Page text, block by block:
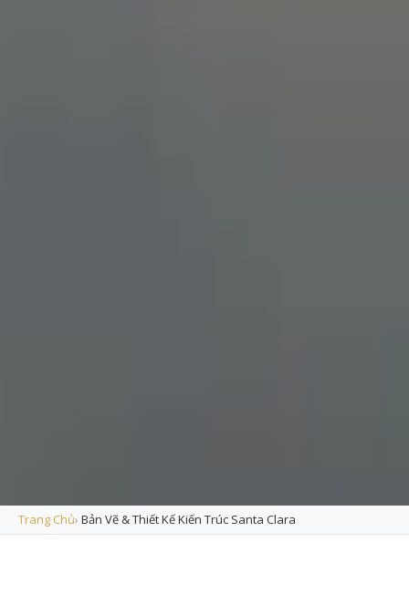
Trang Chủ› Bản Vẽ & Thiết Kế Kiến Trúc Santa Clara